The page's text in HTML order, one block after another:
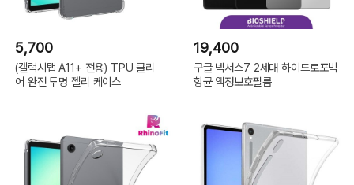
5,700
(갤럭시탭 A11+ 전용) TPU 클리
어 완전 투명 젤리 케이스
19,400
구글 넥서스7 2세대 하이드로포빅
항균 액정보호필름